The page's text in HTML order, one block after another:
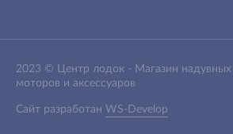
2023 © Центр лодок - Магазин
моторов и аксессуаров
Сайт разработан WS-Develop